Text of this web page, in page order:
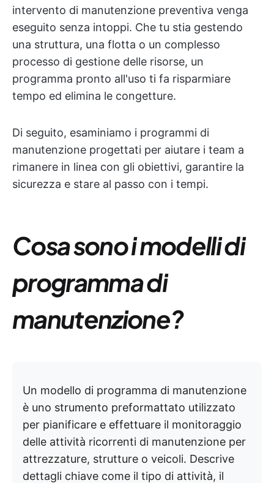
intervento di manutenzione preventiva venga
eseguito senza intoppi. Che tu stia gestendo
una struttura, una flotta o un complesso
processo di gestione delle risorse, un
programma pronto all'uso ti fa risparmiare
tempo ed elimina le congetture.
Di seguito, esaminiamo i programmi di
manutenzione progettati per aiutare i team a
rimanere in linea con gli obiettivi, garantire la
sicurezza e stare al passo con i tempi.
Cosa sono i modelli di
programma di
manutenzione?
Un modello di programma di manutenzione
è uno strumento preformattato utilizzato
per pianificare e effettuare il monitoraggio
delle attività ricorrenti di manutenzione per
attrezzature, strutture o veicoli. Descrive
dettagli chiave come il tipo di attività, il